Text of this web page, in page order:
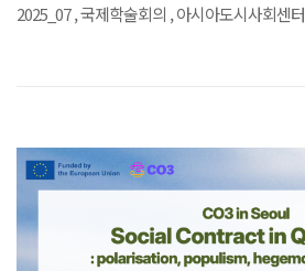
2025_07,국제학술회의 ,아시아도시사회센터